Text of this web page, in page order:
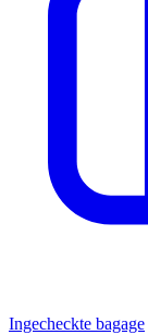
Ingecheckte bagage